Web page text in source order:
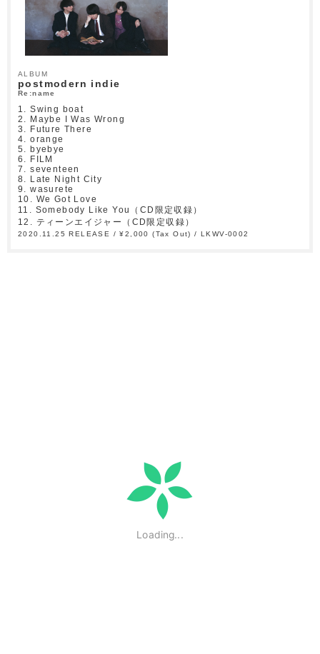
ALBUM
postmodern indie
Re:name
1. Swing boat
2. Maybe I Was Wrong
3. Future There
4. orange
5. byebye
6. FILM
7. seventeen
8. Late Night City
9. wasurete
10. We Got Love
11. Somebody Like You（CD限定収録）
12. ティーンエイジャー（CD限定収録）
2020.11.25 RELEASE / ¥2,000 (Tax Out) / LKWV-0002